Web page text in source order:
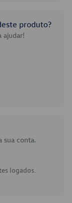
produto?
ajudar!
sua conta.
logados.